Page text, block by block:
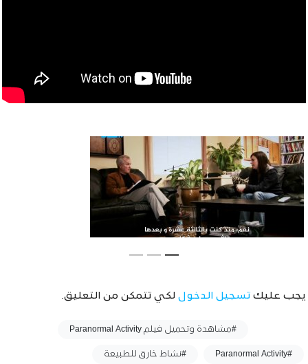
يجب عليك تسجيل الدخول لكي تتمكن من التعليق.
#مشاهدة وتحميل فيلم Paranormal Activity
#Paranormal Activity #نشاط خارق للطبيعة